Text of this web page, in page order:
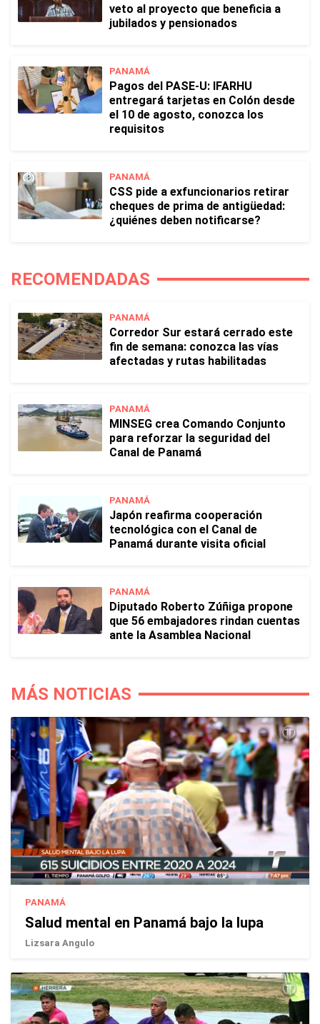
veto al proyecto que beneficia a
jubilados y pensionados
PANAMÁ
Pagos del PASE-U: IFARHU
entregará tarjetas en Colón desde
el 10 de agosto, conozca los
requisitos
PANAMÁ
CSS pide a exfuncionarios retirar
cheques de prima de antigüedad:
¿quiénes deben notificarse?
RECOMENDADAS
PANAMÁ
Corredor Sur estará cerrado este
fin de semana: conozca las vías
afectadas y rutas habilitadas
PANAMÁ
MINSEG crea Comando Conjunto
para reforzar la seguridad del
Canal de Panamá
PANAMÁ
Japón reafirma cooperación
tecnológica con el Canal de
Panamá durante visita oficial
PANAMÁ
Diputado Roberto Zúñiga propone
que 56 embajadores rindan cuentas
ante la Asamblea Nacional
MÁS NOTICIAS
PANAMÁ
Salud mental en Panamá bajo la lupa
Lizsara Angulo